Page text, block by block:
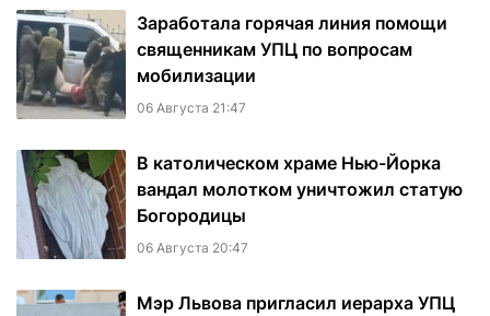
Заработала горячая линия помощи
священникам УПЦ по вопросам
мобилизации
06 Августа 21:47
В католическом храме Нью-Йорка
вандал молотком уничтожил статую
Богородицы
06 Августа 20:47
Мэр Львова пригласил иерарха УПЦ